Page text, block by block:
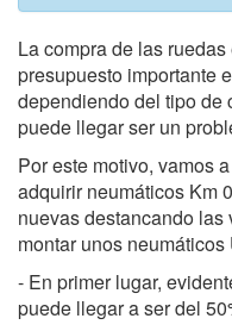
La compra de las
presupuesto importante
dependiendo del tipo de
puede llegar ser un
Por este motivo, vamos
adquirir neumáticos Km
nuevas destancando
montar unos neumáticos
- En primer lugar,
puede llegar a ser del